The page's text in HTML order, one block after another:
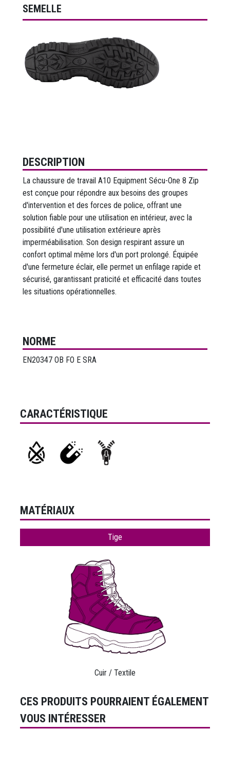
SEMELLE
DESCRIPTION
La chaussure de travail A10 Equipment Sécu-One 8 Zip
est conçue pour répondre aux besoins des groupes
d'intervention et des forces de police, offrant une
solution fiable pour une utilisation en intérieur, avec la
possibilité d'une utilisation extérieure après
imperméabilisation. Son design respirant assure un
confort optimal même lors d'un port prolongé. Équipée
d'une fermeture éclair, elle permet un enfilage rapide et
sécurisé, garantissant praticité et efficacité dans toutes
les situations opérationnelles.
NORME
EN20347 OB FO E SRA
CARACTÉRISTIQUE
MATÉRIAUX
Tige
Cuir / Textile
CES PRODUITS POURRAIENT ÉGALEMENT
VOUS INTÉRESSER